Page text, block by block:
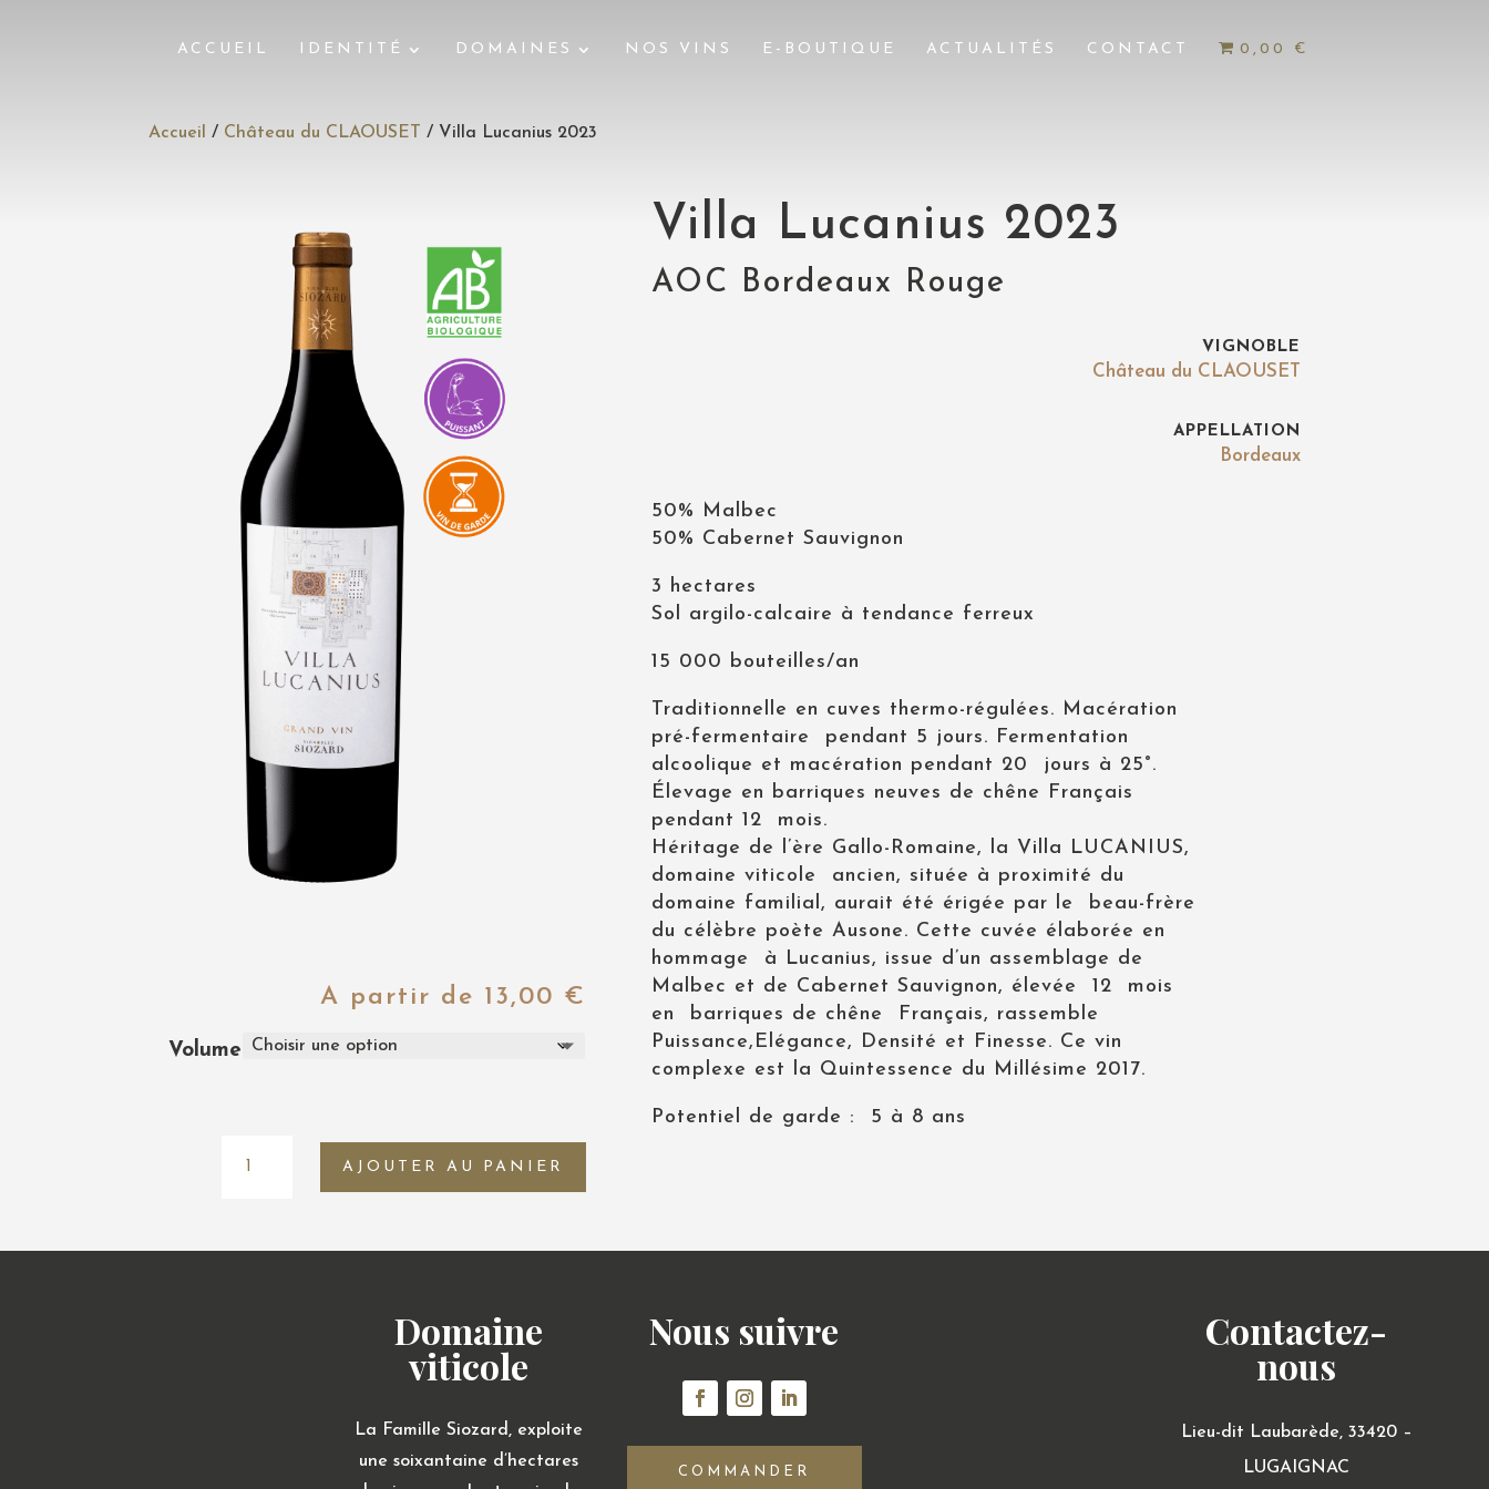
ACCUEIL IDENTITÉ DOMAINES NOS VINS E-BOUTIQUE ACTUALITÉS CONTACT 0,00 €
Accueil / Château du CLAOUSET / Villa Lucanius 2023
A partir de 13,00 €
Volume
AJOUTER AU PANIER
Villa Lucanius 2023
AOC Bordeaux Rouge
VIGNOBLE
Château du CLAOUSET
APPELLATION
Bordeaux
50% Malbec
50% Cabernet Sauvignon
3 hectares
Sol argilo-calcaire à tendance ferreux
15 000 bouteilles/an
Traditionnelle en cuves thermo-régulées. Macération
pré-fermentaire pendant 5 jours. Fermentation
alcoolique et macération pendant 20 jours à 25°.
Élevage en barriques neuves de chêne Français
pendant 12 mois.
Héritage de l’ère Gallo-Romaine, la Villa LUCANIUS,
domaine viticole ancien, située à proximité du
domaine familial, aurait été érigée par le beau-frère
du célèbre poète Ausone. Cette cuvée élaborée en
hommage à Lucanius, issue d’un assemblage de
Malbec et de Cabernet Sauvignon, élevée 12 mois
en barriques de chêne Français, rassemble
Puissance,Elégance, Densité et Finesse. Ce vin
complexe est la Quintessence du Millésime 2017.
Potentiel de garde : 5 à 8 ans
Domaine
viticole
La Famille Siozard, exploite
une soixantaine d’hectares
Nous suivre
COMMANDER
Contactez-
nous
Lieu-dit Laubarède, 33420 –
LUGAIGNAC